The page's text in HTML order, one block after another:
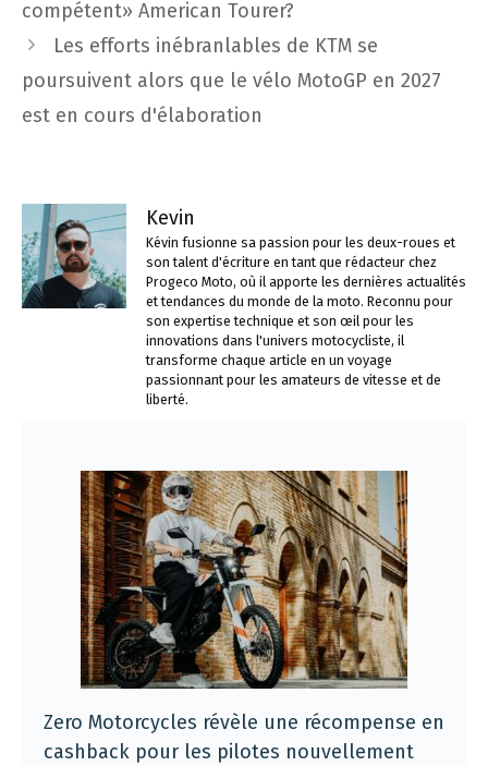
compétent» American Tourer?
Les efforts inébranlables de KTM se
poursuivent alors que le vélo MotoGP en 2027
est en cours d'élaboration
Kevin
Kévin fusionne sa passion pour les deux-roues et
son talent d'écriture en tant que rédacteur chez
Progeco Moto, où il apporte les dernières actualités
et tendances du monde de la moto. Reconnu pour
son expertise technique et son œil pour les
innovations dans l'univers motocycliste, il
transforme chaque article en un voyage
passionnant pour les amateurs de vitesse et de
liberté.
Zero Motorcycles révèle une récompense en
cashback pour les pilotes nouvellement